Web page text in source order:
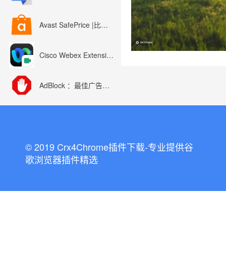
Avast SafePrice |比较、交易、优惠券
Cisco Webex Extension
AdBlock ：最佳广告拦截工具
© 2019 Crx4Chrome插件下载-专业提供谷
歌浏览器插件精选